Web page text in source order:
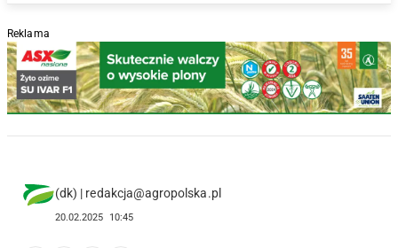
Reklama
(dk) | redakcja@agropolska.pl
20.02.2025 10:45